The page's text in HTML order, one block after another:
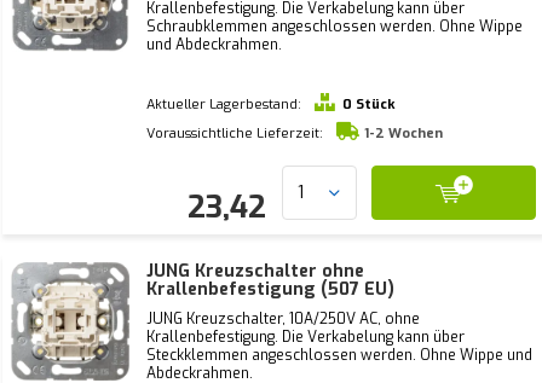
Krallenbefestigung. Die Verkabelung kann über
Schraubklemmen angeschlossen werden. Ohne Wippe
und Abdeckrahmen.
Aktueller Lagerbestand:
0 Stück
Voraussichtliche Lieferzeit:
1-2 Wochen
23,42
JUNG Kreuzschalter ohne
Krallenbefestigung (507 EU)
JUNG Kreuzschalter, 10A/250V AC, ohne
Krallenbefestigung. Die Verkabelung kann über
Steckklemmen angeschlossen werden. Ohne Wippe und
Abdeckrahmen.